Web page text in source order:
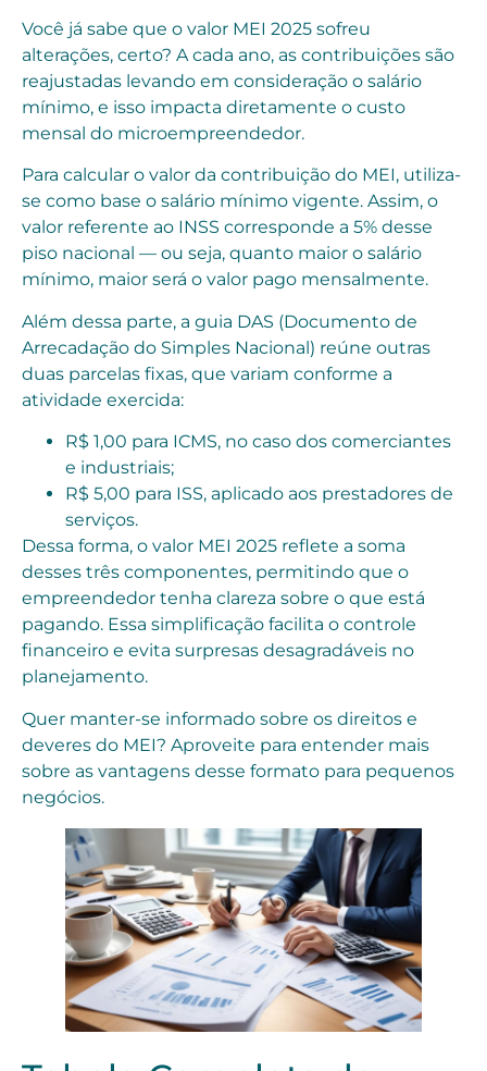
Você já sabe que o valor MEI 2025 sofreu
alterações, certo? A cada ano, as contribuições são
reajustadas levando em consideração o salário
mínimo, e isso impacta diretamente o custo
mensal do microempreendedor.
Para calcular o valor da contribuição do MEI, utiliza-
se como base o salário mínimo vigente. Assim, o
valor referente ao INSS corresponde a 5% desse
piso nacional — ou seja, quanto maior o salário
mínimo, maior será o valor pago mensalmente.
Além dessa parte, a guia DAS (Documento de
Arrecadação do Simples Nacional) reúne outras
duas parcelas fixas, que variam conforme a
atividade exercida:
R$ 1,00 para ICMS, no caso dos comerciantes
e industriais;
R$ 5,00 para ISS, aplicado aos prestadores de
serviços.
Dessa forma, o valor MEI 2025 reflete a soma
desses três componentes, permitindo que o
empreendedor tenha clareza sobre o que está
pagando. Essa simplificação facilita o controle
financeiro e evita surpresas desagradáveis no
planejamento.
Quer manter-se informado sobre os direitos e
deveres do MEI? Aproveite para entender mais
sobre as vantagens desse formato para pequenos
negócios.